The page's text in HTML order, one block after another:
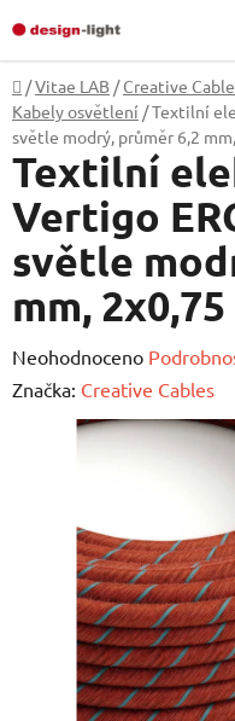
na
obsah
Domů
/Vitae LAB / Creative
Kabely osvětlení /Textilní
světle modrý, průměr 6,2
Textilní
Vertigo
světle
mm, 2x0,75
Průměrné
hodnocení
produktu
hvězdiček.
Neohodnoceno
Značka: Creative Cables